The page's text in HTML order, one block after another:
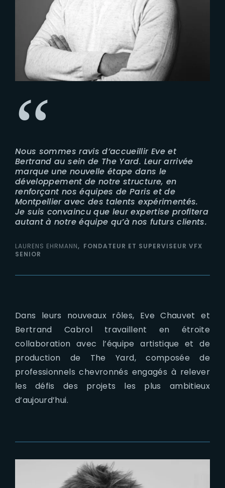
Nous sommes ravis d’accueillir Eve et
Bertrand au sein de The Yard. Leur arrivée
marque une nouvelle étape dans le
développement de notre structure, en
renforçant nos équipes de Paris et de
Montpellier avec des talents expérimentés.
Je suis convaincu que leur expertise profitera
autant à notre équipe qu’à nos futurs clients.
LAURENS EHRMANN
FONDATEUR ET SUPERVISEUR VFX
SENIOR
Dans leurs nouveaux rôles, Eve Chauvet et
Bertrand Cabrol travaillent en étroite
collaboration avec l’équipe artistique et de
production de The Yard, composée de
professionnels chevronnés engagés à relever
les défis des projets les plus ambitieux
d’aujourd’hui.